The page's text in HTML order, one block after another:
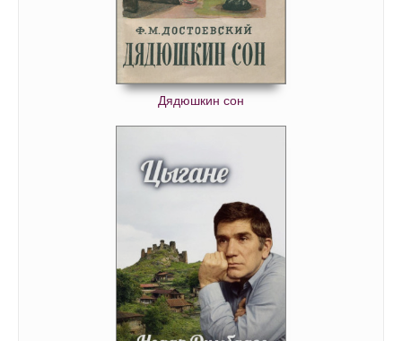
Дядюшкин сон